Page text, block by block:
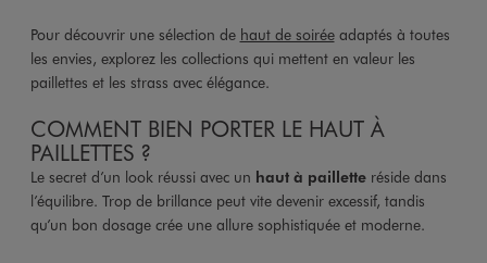
Pour découvrir une sélection de haut de soiréeadaptés à toutes
les envies, explorez les collections qui mettent en valeur les
paillettes et les strass avec élégance.
COMMENT BIEN PORTER LE HAUT À
PAILLETTES ?
Le secret d’un look réussi avec un haut à pailletteréside dans
l’équilibre. Trop de brillance peut vite devenir excessif, tandis
qu’un bon dosage crée une allure sophistiquée et moderne.